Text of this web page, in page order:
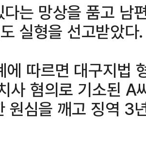
다는 망상을 품고 남
실형을 선고받았다.
에 따르면 대구지법
사 혐의로 기소된 A
원심을 깨고 징역 3